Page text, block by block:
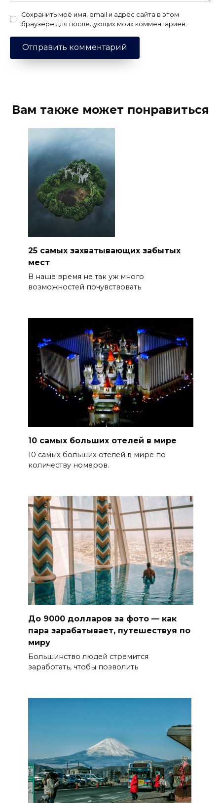
Сохранить моё имя, email и адрес сайта в этом
браузере для последующих моих комментариев.
Вам также может понравиться
25 самых захватывающих забытых
мест
В наше время не так уж много
возможностей почувствовать
10 самых больших отелей в мире
10 самых больших отелей в мире по
количеству номеров.
До 9000 долларов за фото — как
пара зарабатывает, путешествуя по
миру
Большинство людей стремится
заработать, чтобы позволить